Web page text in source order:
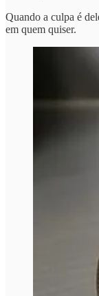
Quando a culpa é
em quem quiser.